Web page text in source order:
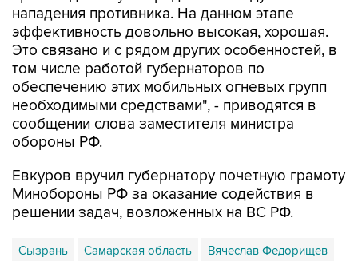
нападения противника. На данном этапе
эффективность довольно высокая, хорошая.
Это связано и с рядом других особенностей, в
том числе работой губернаторов по
обеспечению этих мобильных огневых групп
необходимыми средствами", - приводятся в
сообщении слова заместителя министра
обороны РФ.
Евкуров вручил губернатору почетную грамоту
Минобороны РФ за оказание содействия в
решении задач, возложенных на ВС РФ.
Сызрань Самарская область Вячеслав Федорищев